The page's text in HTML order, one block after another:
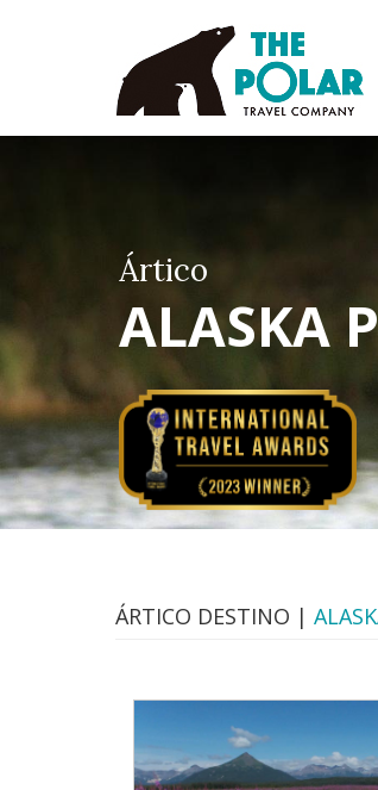
Ártico
ALASKA
ÁRTICO DESTINO |